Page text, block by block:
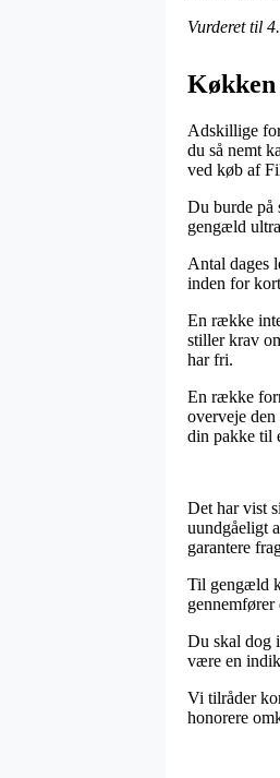
Vurderet til
Adskillige
du så nemt
ved køb af
Du burde på
gengæld
Antal dages
inden for
En række
stiller krav
har fri.
En række
overveje
din pakke til
Det har vist
uundgåeligt
garantere
Til gengæld
Du skal dog
være en
Vi tilråder
honorere